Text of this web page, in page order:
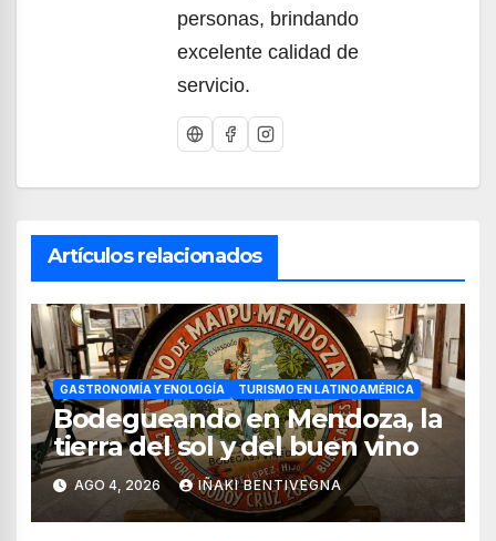
personas, brindando
excelente calidad de
servicio.
Artículos relacionados
GASTRONOMÍA Y ENOLOGÍA TURISMO EN LATINOAMÉRICA
Bodegueando en Mendoza, la
tierra del sol y del buen vino
AGO 4, 2026 IÑAKI BENTIVEGNA